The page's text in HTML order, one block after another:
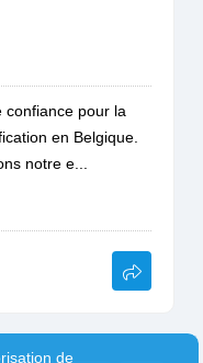
confiance pour la
en Belgique.
notre e...
de